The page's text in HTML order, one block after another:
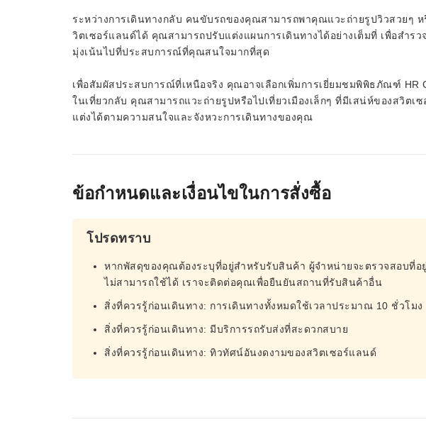
ระหว่างการเดินทางกลับ คนขับรถของคุณสามารถพาคุณแวะถ่ายรูปวิวสวยๆ ห
วิตเซอร์แลนด์ได้ คุณสามารถปรับแต่งแผนการเดินทางได้อย่างเต็มที่ เพื่อสำร
มุ่งเน้นไปที่ประสบการณ์ที่คุณสนใจมากที่สุด
เพื่อสัมผัสประสบการณ์ที่เหนือจริง คุณอาจเลือกเพิ่มการเยี่ยมชมพิพิธภัณฑ์ HR
ในเที่ยวกลับ คุณสามารถแวะถ่ายรูปหรือไปเที่ยวเมืองเล็กๆ ที่มีเสน่ห์ของสวิต
แต่งได้ตามความสนใจและจังหวะการเดินทางของคุณ
ข้อกำหนดและเงื่อนไขในการสั่งซื้อ
โปรดทราบ
หากพัสดุของคุณต้องระบุที่อยู่สำหรับรับสินค้า ผู้จำหน่ายจะตรวจสอบที่อ
ไม่สามารถใช้ได้ เราจะติดต่อคุณเพื่อยืนยันสถานที่รับสินค้าอื่น
สิ่งที่ควรรู้ก่อนเดินทาง: การเดินทางทั้งหมดใช้เวลาประมาณ 10 ชั่วโมง
สิ่งที่ควรรู้ก่อนเดินทาง: มีบริการรถรับส่งที่สะดวกสบาย
สิ่งที่ควรรู้ก่อนเดินทาง: ทิวทัศน์อันงดงามของสวิตเซอร์แลนด์